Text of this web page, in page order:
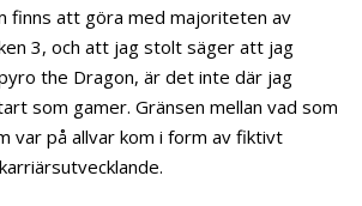
finns att göra med majoriteten av
3, och att jag stolt säger att jag
the Dragon, är det inte där jag
som gamer. Gränsen mellan vad som
var på allvar kom i form av fiktivt